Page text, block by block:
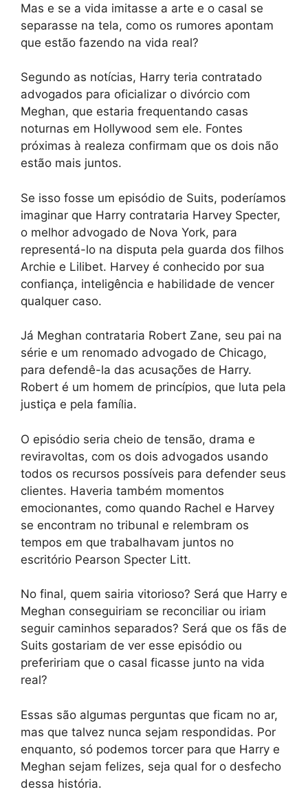
Mas e se a vida imitasse a arte e o casal se
separasse na tela, como os rumores apontam
que estão fazendo na vida real?
Segundo as notícias, Harry teria contratado
advogados para oficializar o divórcio com
Meghan, que estaria frequentando casas
noturnas em Hollywood sem ele. Fontes
próximas à realeza confirmam que os dois não
estão mais juntos.
Se isso fosse um episódio de Suits, poderíamos
imaginar que Harry contrataria Harvey Specter,
o melhor advogado de Nova York, para
representá-lo na disputa pela guarda dos filhos
Archie e Lilibet. Harvey é conhecido por sua
confiança, inteligência e habilidade de vencer
qualquer caso.
Já Meghan contrataria Robert Zane, seu pai na
série e um renomado advogado de Chicago,
para defendê-la das acusações de Harry.
Robert é um homem de princípios, que luta pela
justiça e pela família.
O episódio seria cheio de tensão, drama e
reviravoltas, com os dois advogados usando
todos os recursos possíveis para defender seus
clientes. Haveria também momentos
emocionantes, como quando Rachel e Harvey
se encontram no tribunal e relembram os
tempos em que trabalhavam juntos no
escritório Pearson Specter Litt.
No final, quem sairia vitorioso? Será que Harry e
Meghan conseguiriam se reconciliar ou iriam
seguir caminhos separados? Será que os fãs de
Suits gostariam de ver esse episódio ou
prefeririam que o casal ficasse junto na vida
real?
Essas são algumas perguntas que ficam no ar,
mas que talvez nunca sejam respondidas. Por
enquanto, só podemos torcer para que Harry e
Meghan sejam felizes, seja qual for o desfecho
dessa história.